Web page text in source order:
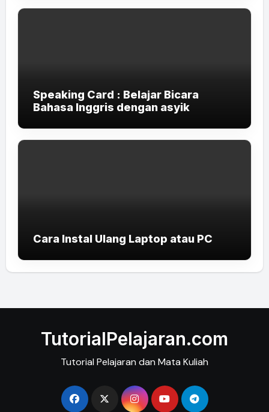
Speaking Card : Belajar Bicara
Bahasa Inggris dengan asyik
Cara Instal Ulang Laptop atau PC
TutorialPelajaran.com
Tutorial Pelajaran dan Mata Kuliah